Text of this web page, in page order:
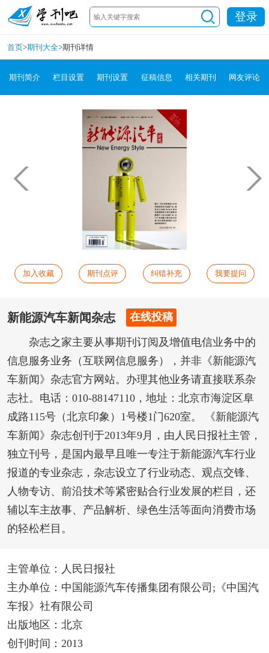
登录
首页>期刊大全>期刊详情
期刊简介 栏目设置 期刊设置 征稿信息 相关期刊 网友评论
加入收藏 期刊点评 纠错补充 我要提问
新能源汽车新闻杂志 在线投稿
杂志之家主要从事期刊订阅及增值电信业务中的
信息服务业务（互联网信息服务），并非《新能源汽
车新闻》杂志官方网站。办理其他业务请直接联系杂
志社。电话：010-88147110，地址：北京市海淀区阜
成路115号（北京印象）1号楼1门620室。 《新能源汽
车新闻》杂志创刊于2013年9月，由人民日报社主管，
独立刊号，是国内最早且唯一专注于新能源汽车行业
报道的专业杂志，杂志设立了行业动态、观点交锋、
人物专访、前沿技术等紧密贴合行业发展的栏目，还
辅以车主故事、产品解析、绿色生活等面向消费市场
的轻松栏目。
主管单位：人民日报社
主办单位：中国能源汽车传播集团有限公司;《中国汽
车报》社有限公司
出版地区：北京
创刊时间：2013